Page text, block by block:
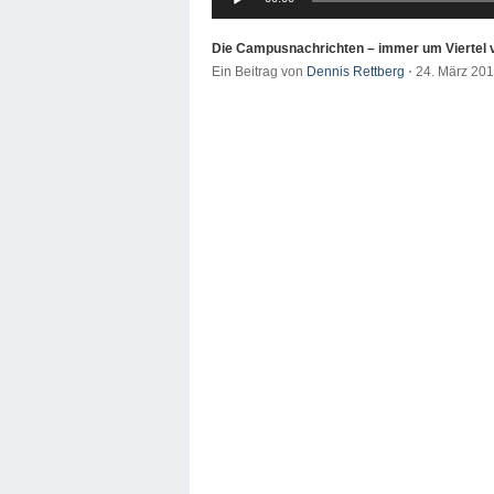
Player
Die Campusnachrichten – immer um Viertel
Ein Beitrag von Dennis Rettberg ⋅ 24. März